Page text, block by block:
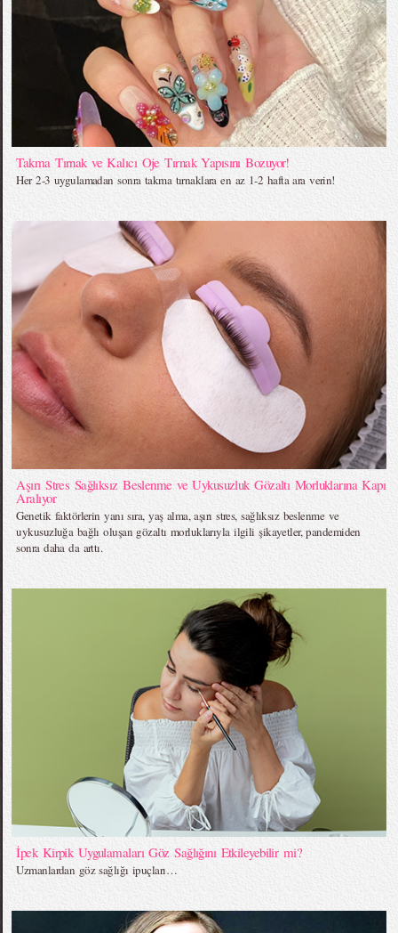
Takma Tırnak ve Kalıcı Oje Tırnak Yapısını Bozuyor!
Her 2-3 uygulamadan sonra takma tırnaklara en az 1-2 hafta ara verin!
Aşırı Stres Sağlıksız Beslenme ve Uykusuzluk Gözaltı Morluklarına Kapı
Aralıyor
Genetik faktörlerin yanı sıra, yaş alma, aşırı stres, sağlıksız beslenme ve
uykusuzluğa bağlı oluşan gözaltı morluklarıyla ilgili şikayetler, pandemiden
sonra daha da arttı.
İpek Kirpik Uygulamaları Göz Sağlığını Etkileyebilir mi?
Uzmanlardan göz sağlığı ipuçları…